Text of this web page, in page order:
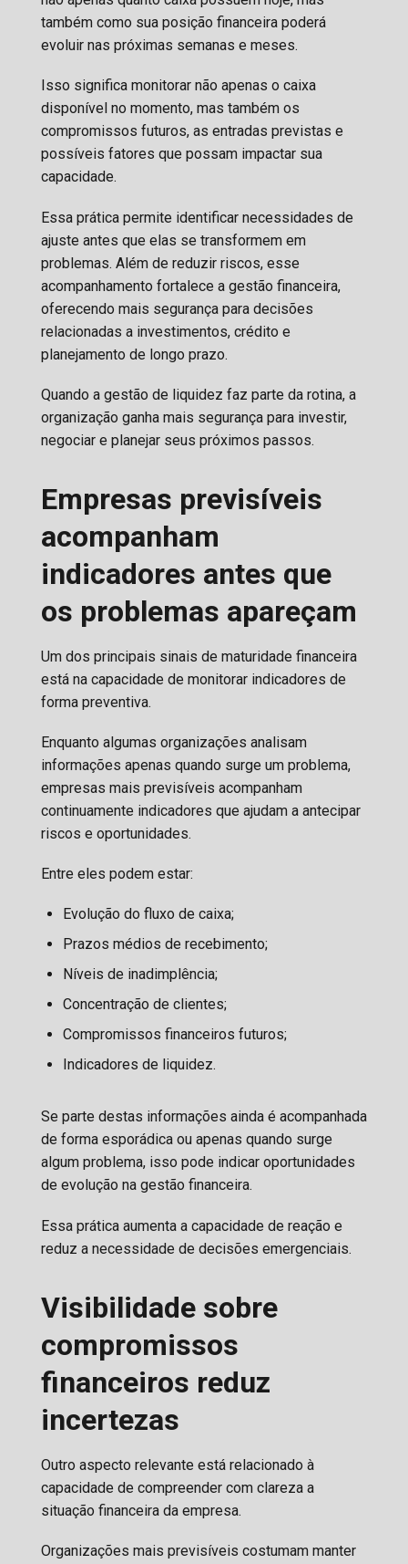
também como sua posição financeira poderá
evoluir nas próximas semanas e meses.
Isso significa monitorar não apenas o caixa
disponível no momento, mas também os
compromissos futuros, as entradas previstas e
possíveis fatores que possam impactar sua
capacidade.
Essa prática permite identificar necessidades de
ajuste antes que elas se transformem em
problemas. Além de reduzir riscos, esse
acompanhamento fortalece a gestão financeira,
oferecendo mais segurança para decisões
relacionadas a investimentos, crédito e
planejamento de longo prazo.
Quando a gestão de liquidez faz parte da rotina, a
organização ganha mais segurança para investir,
negociar e planejar seus próximos passos.
Empresas previsíveis
acompanham
indicadores antes que
os problemas apareçam
Um dos principais sinais de maturidade financeira
está na capacidade de monitorar indicadores de
forma preventiva.
Enquanto algumas organizações analisam
informações apenas quando surge um problema,
empresas mais previsíveis acompanham
continuamente indicadores que ajudam a antecipar
riscos e oportunidades.
Entre eles podem estar:
Evolução do fluxo de caixa;
Prazos médios de recebimento;
Níveis de inadimplência;
Concentração de clientes;
Compromissos financeiros futuros;
Indicadores de liquidez.
Se parte destas informações ainda é acompanhada
de forma esporádica ou apenas quando surge
algum problema, isso pode indicar oportunidades
de evolução na gestão financeira.
Essa prática aumenta a capacidade de reação e
reduz a necessidade de decisões emergenciais.
Visibilidade sobre
compromissos
financeiros reduz
incertezas
Outro aspecto relevante está relacionado à
capacidade de compreender com clareza a
situação financeira da empresa.
Organizações mais previsíveis costumam manter